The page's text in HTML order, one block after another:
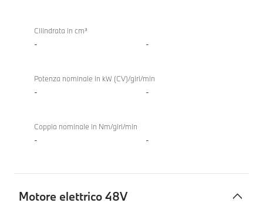
Cilindrata in cm³
- -
Potenza nominale in kW (CV)/giri/min
- -
Coppia nominale in Nm/giri/min
- -
Motore elettrico 48V